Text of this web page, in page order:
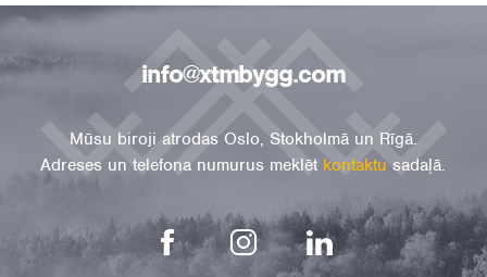
info@xtmbygg.com
Mūsu biroji atrodas Oslo, Stokholmā un Rīgā.
Adreses un telefona numurus meklēt kontaktu sadaļā.